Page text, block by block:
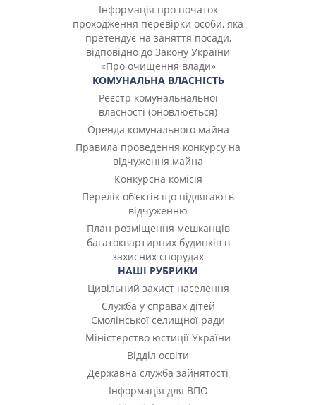
Інформація про початок
проходження перевірки особи, яка
претендує на заняття посади,
відповідно до Закону України
«Про очищення влади»
КОМУНАЛЬНА ВЛАСНІСТЬ
Реєстр комунальнальної
власності (оновлюється)
Оренда комунального майна
Правила проведення конкурсу на
відчуження майна
Конкурсна комісія
Перелік об’єктів що підлягають
відчуженню
План розміщення мешканців
багатоквартирних будинків в
захисних спорудах
НАШІ РУБРИКИ
Цивільний захист населення
Служба у справах дітей
Смолінської селищної ради
Міністерство юстиції України
Відділ освіти
Державна служба зайнятості
Інформація для ВПО